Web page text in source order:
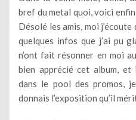
bref du metal quoi, voici
Désolé les amis, moi
quelques infos que j’ai pu
n’ont fait résonner en moi
bien apprécié cet album,
dans le pool des promos,
donnais l’exposition qu’il